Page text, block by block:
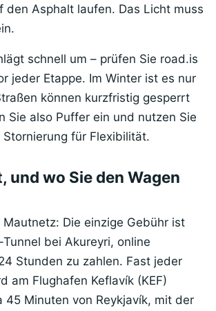
den Asphalt laufen. Das Licht muss
schnell um – prüfen Sie road.is
jeder Etappe. Im Winter ist es nur
können kurzfristig gesperrt
Sie also Puffer ein und nutzen Sie
für Flexibilität.
und wo Sie den Wagen
Die einzige Gebühr ist
bei Akureyri, online
Stunden zu zahlen. Fast jeder
am Flughafen Keflavík (KEF)
45 Minuten von Reykjavík, mit der